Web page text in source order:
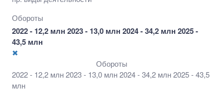
Обороты
2022 - 12,2 млн 2023 - 13,0 млн 2024 - 34,2 млн 2025 -
43,5 млн
✖
Обороты
2022 - 12,2 млн 2023 - 13,0 млн 2024 - 34,2 млн 2025 - 43,5
млн